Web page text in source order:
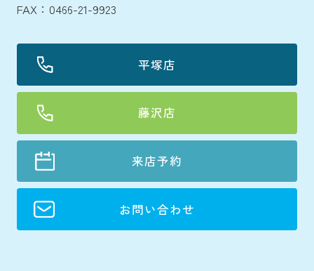
FAX：0466-21-9923
平塚店
藤沢店
来店予約
お問い合わせ